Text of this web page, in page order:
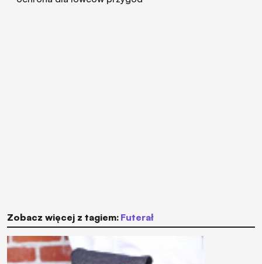
Zobacz więcej z tagiem: futerał